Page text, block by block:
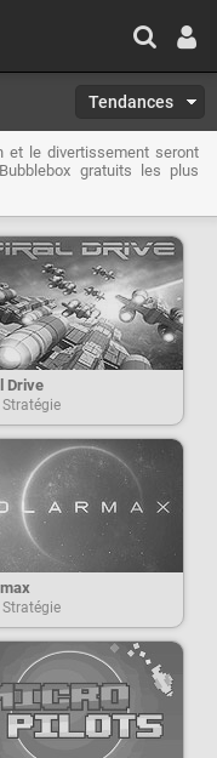
Tendances
et le divertissement seront
gratuits les plus
Drive
Stratégie
Stratégie